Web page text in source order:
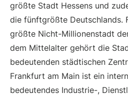
größte Stadt Hessens und
die fünftgrößte Deutschlands.
größte Nicht-Millionenstadt
dem Mittelalter gehört die
bedeutenden städtischen
Frankfurt am Main ist ein
bedeutendes Industrie-,